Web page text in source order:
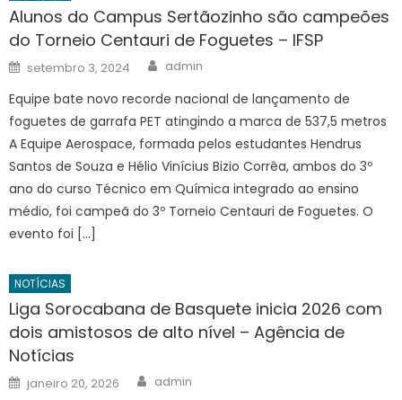
Alunos do Campus Sertãozinho são campeões
do Torneio Centauri de Foguetes – IFSP
Posted
on
setembro 3, 2024 Author
admin
Equipe bate novo recorde nacional de lançamento de
foguetes de garrafa PET atingindo a marca de 537,5 metros
A Equipe Aerospace, formada pelos estudantes Hendrus
Santos de Souza e Hélio Vinícius Bizio Corrêa, ambos do 3º
ano do curso Técnico em Química integrado ao ensino
médio, foi campeã do 3º Torneio Centauri de Foguetes. O
evento foi […]
NOTÍCIAS
Liga Sorocabana de Basquete inicia 2026 com
dois amistosos de alto nível – Agência de
Notícias
Posted
on
janeiro 20, 2026 Author
admin